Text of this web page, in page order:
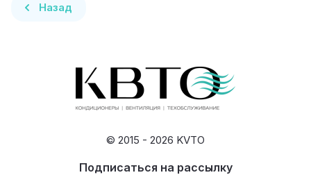
Назад
© 2015 - 2026 KVTO
Подписаться на рассылку